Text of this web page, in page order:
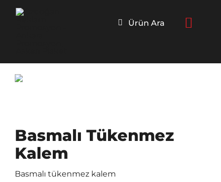
Skip
Ürün Ara
Basmalı Tükenmez
Kalem
Basmalı tükenmez kalem